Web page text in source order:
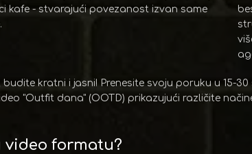
kafe - stvarajući povezanost izvan same
kratni i jasni! Prenesite svoju poruku u 15-
"Outfit dana" (OOTD) prikazujući različite
video formatu?